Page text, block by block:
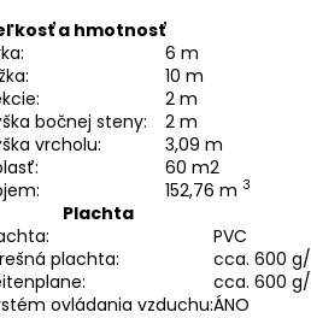
a hmotnosť
6 m
10 m
2 m
bočnej steny:
2 m
vrcholu:
3,09 m
60 m2
152,76 m 3
Plachta
PVC
plachta:
cca. 600 g/
cca. 600 g/
ovládania vzduchu:ÁNO